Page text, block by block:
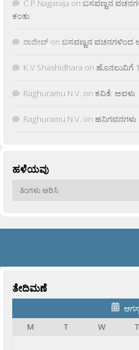
C.P.Nagaraja on ಬಸವಣ್ಣನ
ಕಂತು
ರಾಜೀವ್ on ಬಸವಣ್ಣನ ವಚನಗಳಿಂದ
K.V Shashidhara on ಹೊನಲುವಿಗೆ
Raghuramu N.V. on ಕವಿತೆ: ಅವಳು
Raghuramu N.V. on ಹನಿಗವನಗಳು
ಹಳೆಯವು
ಹಳೆಯವು
ತೇದಿಮಣೆ
M
T W T